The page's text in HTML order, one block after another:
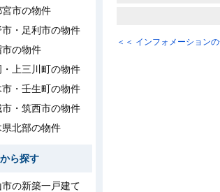
＜＜ インフォメーション
宮市の物件
市・足利市の物件
市の物件
・上三川町の物件
市・壬生町の物件
市・筑西市の物件
県北部の物件
ら探す
の新築一戸建て